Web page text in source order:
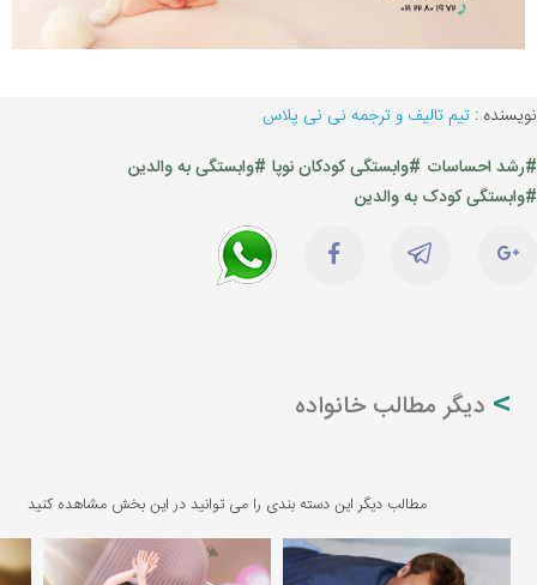
نویسنده : تیم تالیف و ترجمه نی نی پلاس
#رشد احساسات #وابستگی کودکان نوپا #وابستگی به والدین
#وابستگی کودک به والدین
دیگر مطالب خانواده
مطالب دیگر این دسته بندی را می توانید در این بخش مشاهده کنید